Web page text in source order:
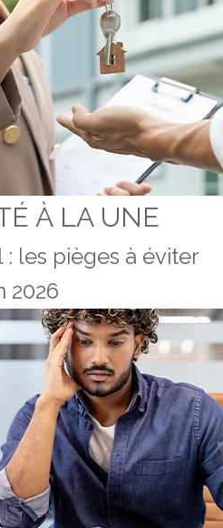
À LA UNE
les pièges à éviter
2026